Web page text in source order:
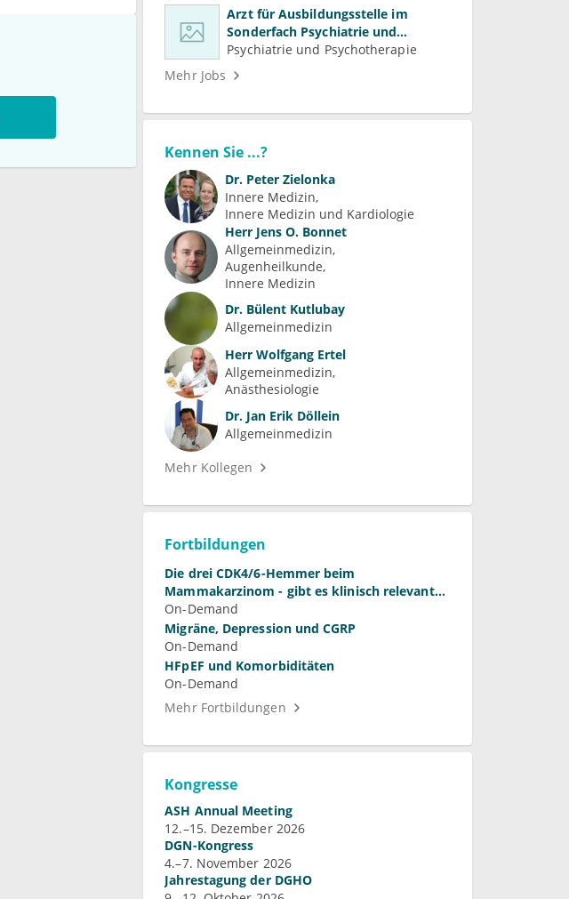
Arzt für Ausbildungsstelle im
Sonderfach Psychiatrie und
Psychotherapeutische Medizin
(m/w/d)
Psychiatrie und Psychotherapie
Mehr Jobs
Kennen Sie ...?
Dr. Peter Zielonka
Innere Medizin
Innere Medizin und Kardiologie
Herr Jens O. Bonnet
Allgemeinmedizin
Augenheilkunde
Innere Medizin
Dr. Bülent Kutlubay
Allgemeinmedizin
Herr Wolfgang Ertel
Allgemeinmedizin
Anästhesiologie
Dr. Jan Erik Döllein
Allgemeinmedizin
Mehr Kollegen
Fortbildungen
Die drei CDK4/6-Hemmer beim
Mammakarzinom - gibt es klinisch relevante
Unterschiede?
On-Demand
Migräne, Depression und CGRP
On-Demand
HFpEF und Komorbiditäten
On-Demand
Mehr Fortbildungen
Kongresse
ASH Annual Meeting
12.–15. Dezember 2026
DGN-Kongress
4.–7. November 2026
Jahrestagung der DGHO